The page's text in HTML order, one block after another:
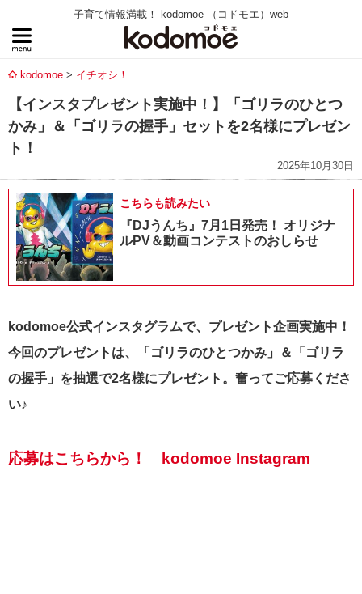
子育て情報満載！ kodomoe （コドモエ）web
kodomoe イチオシ！
【インスタプレゼント実施中！】「ゴリラのひとつ
かみ」＆「ゴリラの握手」セットを2名様にプレゼン
ト！
2025年10月30日
こちらも読みたい
『DJうんち』7月1日発売！ オリジナ
ルPV＆動画コンテストのおしらせ
kodomoe公式インスタグラムで、プレゼント企画実施中！
今回のプレゼントは、「ゴリラのひとつかみ」＆「ゴリラ
の握手」を抽選で2名様にプレゼント。奮ってご応募くださ
い♪
応募はこちらから！ kodomoe Instagram